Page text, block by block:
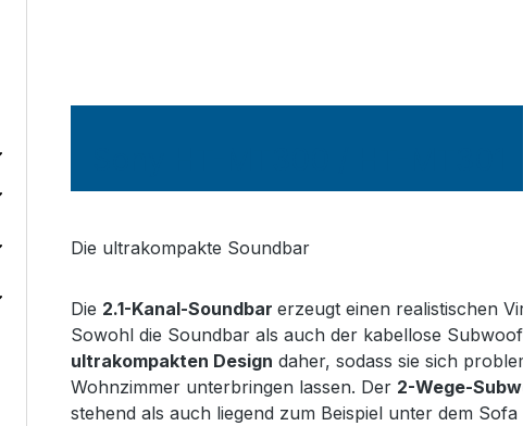
Die ultrakompakte Soundbar
Die 2.1-Kanal-Soundbar erzeugt einen realistischen
Sowohl die Soundbar als auch der kabellose
ultrakompakten Design daher, sodass sie sich
Wohnzimmer unterbringen lassen. Der 2-Wege-
stehend als auch liegend zum Beispiel unter dem